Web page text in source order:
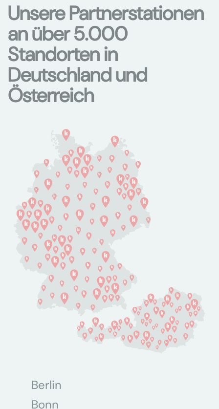
Unsere Partnerstationen
an über 5.000
Standorten in
Deutschland und
Österreich
Berlin
Bonn